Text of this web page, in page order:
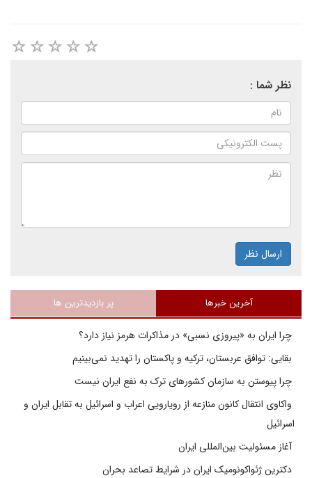
نظر شما :
ارسال نظر
آخرین خبرها پر بازدیدترین ها
چرا ایران به «پیروزی نسبی» در مذاکرات هرمز نیاز دارد؟
بقایی: توافق عربستان، ترکیه و پاکستان را تهدید نمی‌بینیم
چرا پیوستن به سازمان کشورهای ترک به نفع ایران نیست
واکاوی انتقال کانون منازعه از رویارویی اعراب و اسرائیل به تقابل ایران و
اسرائیل
آغاز مسئولیت بین‌المللی ایران
دکترین ژئواکونومیک ایران در شرایط تصاعد بحران